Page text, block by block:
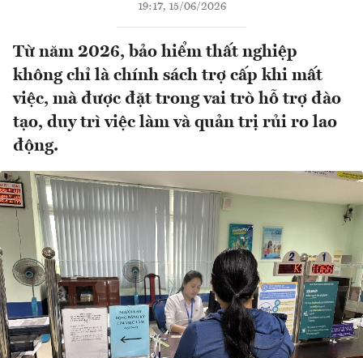
19:17, 15/06/2026
Từ năm 2026, bảo hiểm thất nghiệp
không chỉ là chính sách trợ cấp khi mất
việc, mà được đặt trong vai trò hỗ trợ đào
tạo, duy trì việc làm và quản trị rủi ro lao
động.